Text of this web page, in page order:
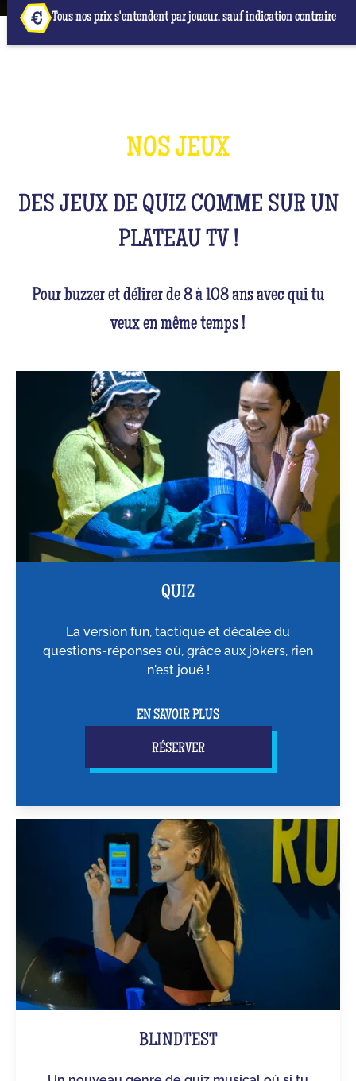
Tous nos prix s'entendent par joueur, sauf indication contraire
NOS JEUX
DES JEUX DE QUIZ COMME SUR UN
PLATEAU TV !
Pour buzzer et délirer de 8 à 108 ans avec qui tu
veux en même temps !
QUIZ
La version fun, tactique et décalée du
questions-réponses où, grâce aux jokers, rien
n'est joué !
EN SAVOIR PLUS
RÉSERVER
BLINDTEST